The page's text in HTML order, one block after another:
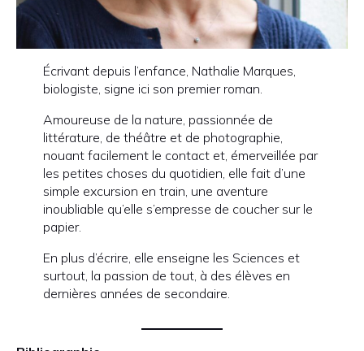
Écrivant depuis l’enfance, Nathalie Marques,
biologiste, signe ici son premier roman.
Amoureuse de la nature, passionnée de
littérature, de théâtre et de photographie,
nouant facilement le contact et, émerveillée par
les petites choses du quotidien, elle fait d’une
simple excursion en train, une aventure
inoubliable qu’elle s’empresse de coucher sur le
papier.
En plus d’écrire, elle enseigne les Sciences et
surtout, la passion de tout, à des élèves en
dernières années de secondaire.